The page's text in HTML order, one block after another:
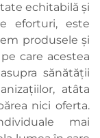
echitabilă și
eforturi, este
produsele și
care acestea
sănătății
atâta
nici oferta.
mai